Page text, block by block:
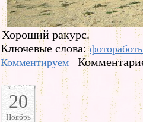
Хороший ракурс.
Ключевые слова:
Комментируем
20
Ноябрь